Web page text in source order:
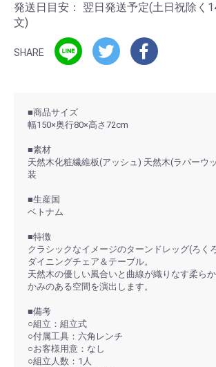
発送日目安：
翌日発送予定(土日祝除く
文)
SHARE
■商品サイズ
幅150×奥行80×高さ72cm
■素材
天然木化粧繊維板(アッシュ) 天然木(ラバーウ
装
■生産国
ベトナム
■特徴
クラシックなイメージのターンドレッグ(ろく
ダイニングチェア＆テーブル。
天然木の優しい風合いと曲線が織りなす柔ら
かみのある空間を演出します。
■備考
○組立：組立式
○付属工具：六角レンチ
○お客様用意：なし
○組立人数：1人